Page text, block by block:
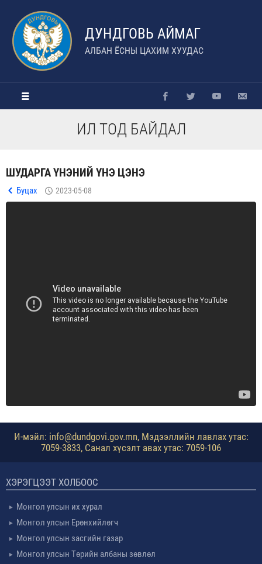
ДУНДГОВЬ АЙМАГ
АЛБАН ЁСНЫ ЦАХИМ ХУУДАС
ИЛ ТОД БАЙДАЛ
ШУДАРГА ҮНЭНИЙ ҮНЭ ЦЭНЭ
Буцах 2023-05-08
И-мэйл: info@dundgovi.gov.mn, Мэдээллийн лавлах утас:
7059-3833, Санал хүсэлт авах утас: 7059-106
ХЭРЭГЦЭЭТ ХОЛБООС
Монгол улсын их хурал
Монгол улсын Ерөнхийлөгч
Монгол улсын засгийн газар
Монгол улсын Төрийн албаны зөвлөл